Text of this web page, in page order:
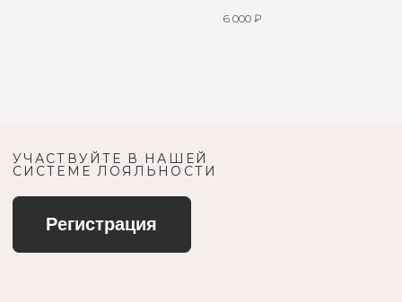
6 000 ₽